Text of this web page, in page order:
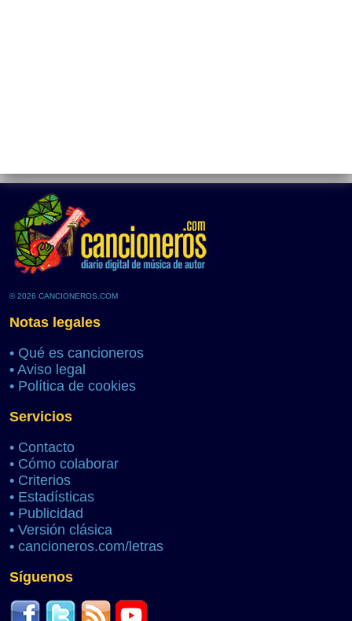
© 2026 CANCIONEROS.COM
Notas legales
• Qué es cancioneros
• Aviso legal
• Política de cookies
Servicios
• Contacto
• Cómo colaborar
• Criterios
• Estadísticas
• Publicidad
• Versión clásica
• cancioneros.com/letras
Síguenos